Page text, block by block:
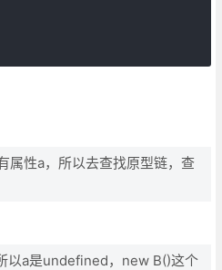
属性a，所以去查找原型链，查
以a是undefined，new B()这个